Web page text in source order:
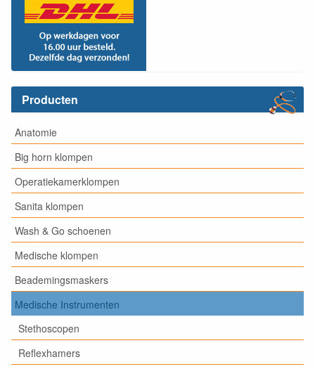
Producten
Anatomie
Big horn klompen
Operatiekamerklompen
Sanita klompen
Wash & Go schoenen
Medische klompen
Beademingsmaskers
Medische Instrumenten
Stethoscopen
Reflexhamers